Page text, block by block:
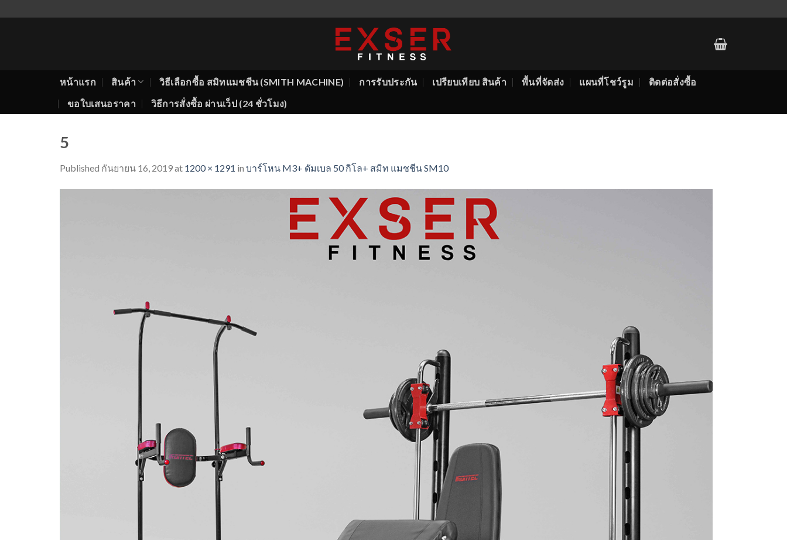
to
หน้าแรก สินค้า วิธีเลือกซื้อ สมิทแมชชีน (SMITH MACHINE) การรับประกัน เปรียบเทียบ สินค้า พื้นที่จัดส่ง แผนที่โชว์รูม
ติดต่อสั่งซื้อ
ขอใบเสนอราคา
วิธีการสั่งซื้อ ผ่านเว็ป (24 ชั่วโมง)
5
Published กันยายน 16, 2019at 1200 × 1291 in บาร์โหน M3+ ดัมเบล 50 กิโล+ สมิท แมชชีน SM10